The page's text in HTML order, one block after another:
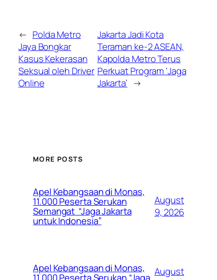
← Polda Metro
Jaya Bongkar
Kasus Kekerasan
Seksual oleh Driver
Online
Jakarta Jadi Kota
Teraman ke-2 ASEAN,
Kapolda Metro Terus
Perkuat Program ‘Jaga
Jakarta’ →
MORE POSTS
Apel Kebangsaan di Monas,
11.000 Peserta Serukan
Semangat “Jaga Jakarta
untuk Indonesia”
August
9, 2026
Apel Kebangsaan di Monas,
August